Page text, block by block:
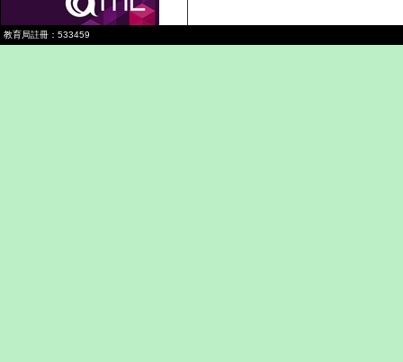
教育局註冊：533459